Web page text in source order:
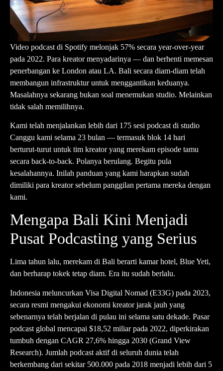
Video podcast di Spotify melonjak 57% secara year-over-year
pada 2022. Para kreator menyadarinya — dan berhenti memesan
penerbangan ke London atau LA. Bali secara diam-diam telah
membangun infrastruktur untuk menggantikan keduanya.
Masalahnya sekarang bukan soal menemukan studio. Melainkan
tidak salah memilihnya.
Kami telah menjalankan lebih dari 175 sesi podcast di studio
Canggu kami selama 23 bulan — termasuk blok 14 hari
berturut-turut untuk tim kreator yang merekam episode tamu
secara back-to-back. Polanya berulang. Begitu pula
kesalahannya. Inilah panduan yang kami harapkan sudah
dimiliki para kreator sebelum panggilan pertama mereka dengan
kami.
Mengapa Bali Kini Menjadi
Pusat Podcasting yang Serius
Lima tahun lalu, merekam di Bali berarti kamar hotel, Blue Yeti,
dan berharap tokek tetap diam. Era itu sudah berlalu.
Indonesia meluncurkan Visa Digital Nomad (E33G) pada 2023,
secara resmi mengakui ekonomi kreator jarak jauh yang
sebenarnya telah berjalan di pulau ini selama satu dekade. Pasar
podcast global mencapai $18,52 miliar pada 2022, diperkirakan
tumbuh dengan CAGR 27,6% hingga 2030 (Grand View
Research). Jumlah podcast aktif di seluruh dunia telah
berkembang dari sekitar 500.000 pada 2018 menjadi lebih dari 5